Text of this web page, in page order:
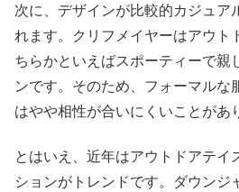
次に、デザインが比較的カジュア
れます。クリフメイヤーはアウト
ちらかといえばスポーティーで親
ンです。そのため、フォーマルな
はやや相性が合いにくいことがあ
とはいえ、近年はアウトドアテイ
ションがトレンドです。ダウンジ